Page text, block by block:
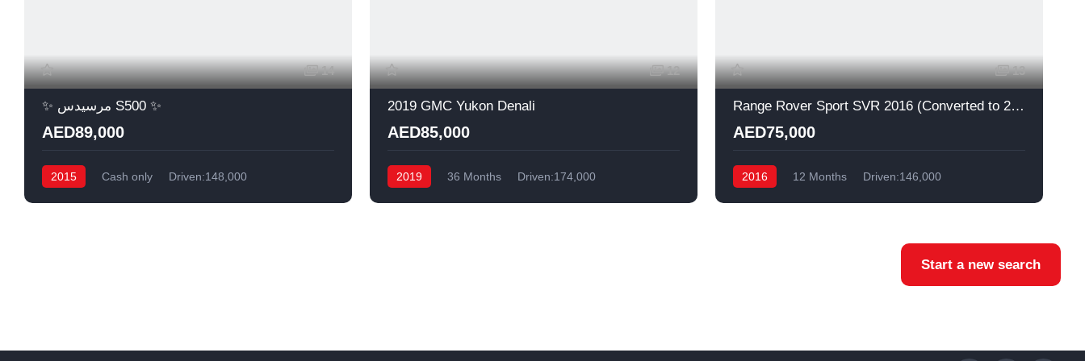
14
✨ مرسيدس S500 ✨
AED89,000
2015 Cash only Driven:148,000
12
2019 GMC Yukon Denali
AED85,000
2019 36 Months Driven:174,000
13
Range Rover Sport SVR 2016 (Converted to 2019) ✨
AED75,000
2016 12 Months Driven:146,000
Start a new search